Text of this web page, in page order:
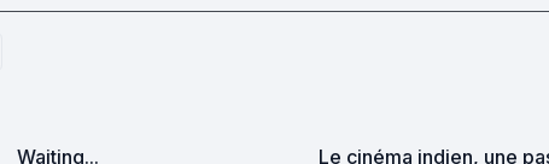
Waiting... Le cinéma indien, une